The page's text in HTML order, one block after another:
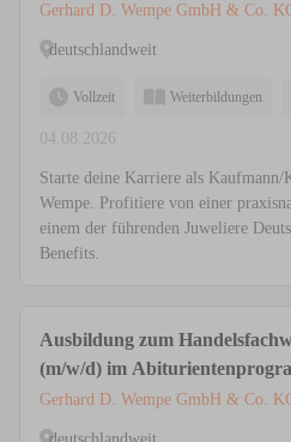
Gerhard D. Wempe GmbH & Co.
deutschlandweit
Vollzeit Weiterbildungen
04.08.2026
Starte deine Karriere als
Wempe. Profitiere von einer
einem der führenden Juweliere
Benefits.
Ausbildung zum
(m/w/d) im
Gerhard D. Wempe GmbH & Co.